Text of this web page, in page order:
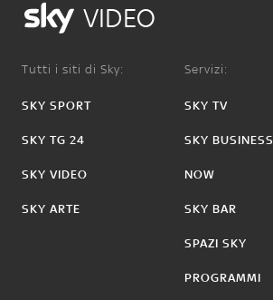
VIDEO
Tutti i siti di Sky:
SKY SPORT
SKY TG 24
SKY VIDEO
SKY ARTE
Servizi:
SKY TV
SKY BUSINESS
NOW
SKY BAR
SPAZI SKY
PROGRAMMI